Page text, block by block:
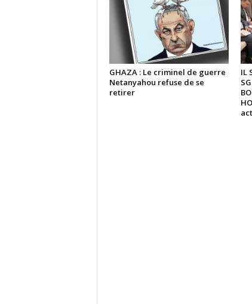
GHAZA : Le criminel de guerre
Netanyahou refuse de se
retirer
IL